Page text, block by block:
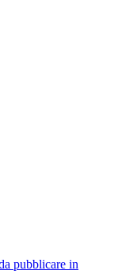
pubblicare in